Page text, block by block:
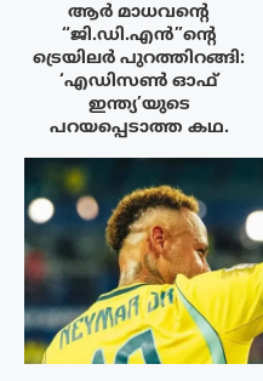
ആർ മാധവന്റെ
“ജി.ഡി.എൻ”ന്റെ
ട്രെയിലർ പുറത്തിറങ്ങി:
‘എഡിസൺ ഓഫ്
ഇന്ത്യ’യുടെ
പറയപ്പെടാത്ത കഥ.